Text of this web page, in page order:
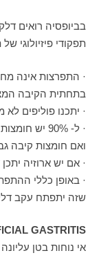
בביופסיה רואים
תפקודי פיזיולוגי
· התפרצות אינה
בתחתית הקיבה
· יתכנו פוליפים
· ל- 90%
ואם חומצות קיבה
· אם יש ארוזיה יתכן
שזה יתפתח עקב
GASTRITIS
אי נוחות בטן